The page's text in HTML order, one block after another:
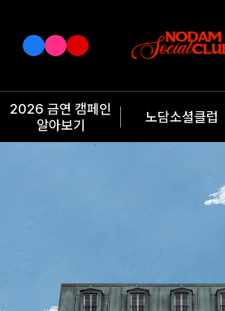
2026 금연 캠페인
알아보기
노담소셜클럽